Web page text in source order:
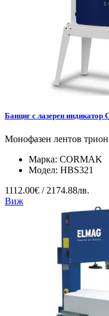
Банциг с лазерен
Монофазен лентов
Марка: CORMAK
Модел: HBS321
1112.00€ / 2174.88лв.
Виж